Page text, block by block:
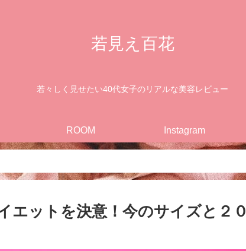
若見え百花
若々しく見せたい40代女子のリアルな美容レビュー
ROOM Instagram
エットを決意！今のサイズと２０